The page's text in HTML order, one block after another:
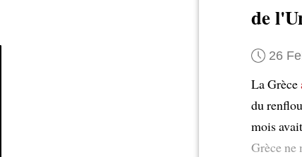
de
26
La Grèce
du
mois
Grèce ne